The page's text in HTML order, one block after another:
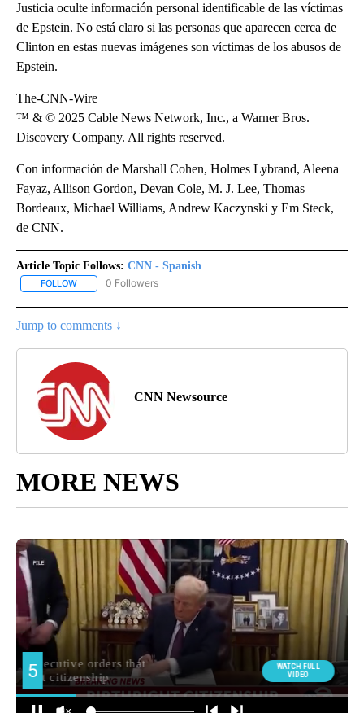
Justicia oculte información personal identificable de las víctimas
de Epstein. No está claro si las personas que aparecen cerca de
Clinton en estas nuevas imágenes son víctimas de los abusos de
Epstein.
The-CNN-Wire
™ & © 2025 Cable News Network, Inc., a Warner Bros.
Discovery Company. All rights reserved.
Con información de Marshall Cohen, Holmes Lybrand, Aleena
Fayaz, Allison Gordon, Devan Cole, M. J. Lee, Thomas
Bordeaux, Michael Williams, Andrew Kaczynski y Em Steck,
de CNN.
Article Topic Follows: CNN - Spanish
FOLLOW FOLLOW "CNN - SPANISH" TO RECEIVE NOTIFICATIONS ABOUT
0 Followers
Jump to comments ↓
CNN Newsource
MORE NEWS